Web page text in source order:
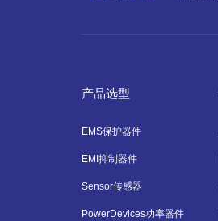
产品选型
EMS保护器件
EMI抑制器件
Sensor传感器
PowerDevices功率器件